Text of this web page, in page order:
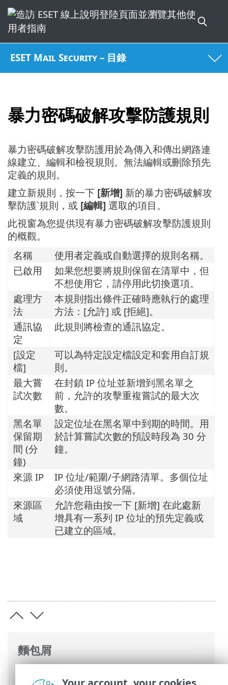
ESET Mail Security – 目錄
暴力密碼破解攻擊防護規則
麵包屑
暴力密碼破解攻擊防護用於為傳入和傳出網路連
線建立、編輯和檢視規則。無法編輯或刪除預先
定義的規則。
建立新規則，按一下 [新增] 新的暴力密碼破解攻
擊防護ˋ規則，或 [編輯] 選取的項目。
此視窗為您提供現有暴力密碼破解攻擊防護規則
的概觀。
名稱
使用者定義或自動選擇的規則名稱。
已啟用
如果您想要將規則保留在清單中，但
不想使用它，請停用此切換選項。
處理方
法
本規則指出條件正確時應執行的處理
方法：[允許] 或 [拒絕]。
通訊協
定
此規則將檢查的通訊協定。
[設定
檔]
可以為特定設定檔設定和套用自訂規
則。
最大嘗
試次數
在封鎖 IP 位址並新增到黑名單之
前，允許的攻擊重複嘗試的最大次
數。
黑名單
保留期
間 (分
鐘)
設定位址在黑名單中到期的時間。用
於計算嘗試次數的預設時段為 30 分
鐘。
來源 IP
IP 位址/範圍/子網路清單。多個位址
必須使用逗號分隔。
來源區
域
允許您藉由按一下 [新增] 在此處新
增具有一系列 IP 位址的預先定義或
已建立的區域。